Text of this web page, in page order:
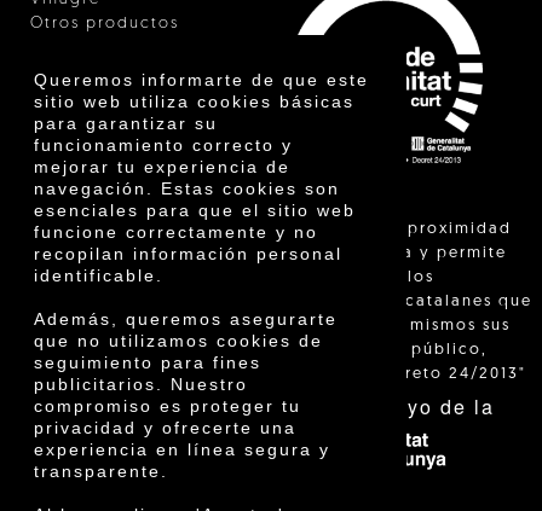
Queremos informarte de que este
sitio web utiliza cookies básicas
para garantizar su
funcionamiento correcto y
mejorar tu experiencia de
navegación. Estas cookies son
esenciales para que el sitio web
funcione correctamente y no
recopilan información personal
identificable.
Además, queremos asegurarte
que no utilizamos cookies de
seguimiento para fines
publicitarios. Nuestro
compromiso es proteger tu
privacidad y ofrecerte una
experiencia en línea segura y
transparente.
Otros productos
Premios
Innovación
"La venta de proximidad
está regulada y permite
identificar a los
agricultores catalanes que
venden ellos mismos sus
productos al público,
según el Decreto 24/2013"
Con el apoyo de la